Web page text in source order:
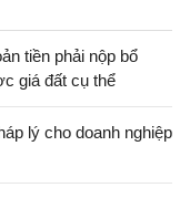
tiền phải nộp bổ
giá đất cụ thể
lý cho doanh nghiệp